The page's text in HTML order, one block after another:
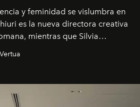
y feminidad se vislumbra en
es la nueva directora creativa
mientras que Silvia